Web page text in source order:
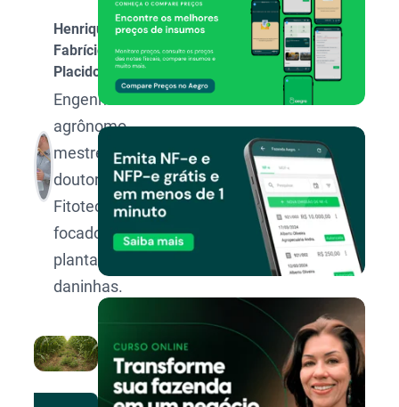
Henrique
Fabrício
Placido
Engenheiro
agrônomo,
mestre e
doutor em
Fitotecnia
focado em
plantas
daninhas.